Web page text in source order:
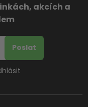
akcích a